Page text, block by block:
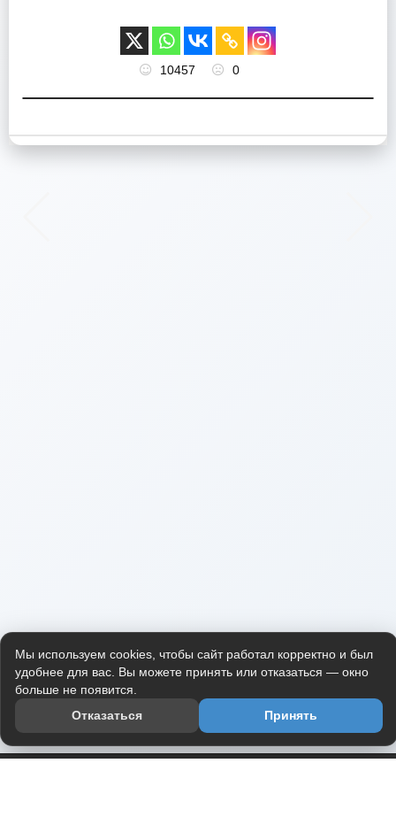
10457 0
Мы используем cookies, чтобы сайт работал корректно и был
удобнее для вас. Вы можете принять или отказаться — окно
больше не появится.
Отказаться
Принять